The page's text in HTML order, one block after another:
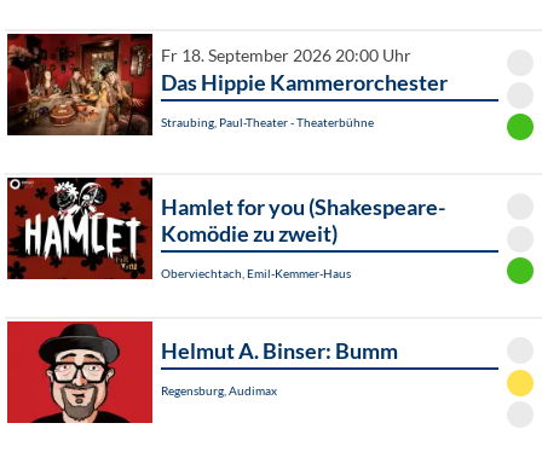
Fr 18. September 2026 20:00 Uhr
Das Hippie Kammerorchester
Straubing, Paul-Theater - Theaterbühne
Hamlet for you (Shakespeare-
Komödie zu zweit)
Oberviechtach, Emil-Kemmer-Haus
Helmut A. Binser: Bumm
Regensburg, Audimax